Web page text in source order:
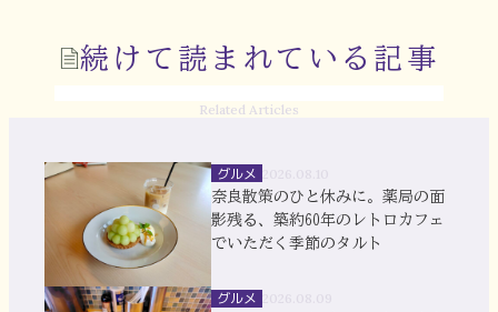
続けて読まれている記事
Related Articles
グルメ
奈良散策のひと休みに。薬局の面
影残る、築約60年のレトロカフェ
でいただく季節のタルト
グルメ